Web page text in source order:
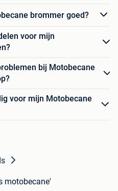
brommer goed?
voor mijn
bij Motobecane
voor mijn Motobecane
motobecane'